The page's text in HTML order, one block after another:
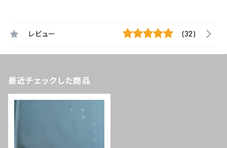
レビュー (32)
最近チェックした商品